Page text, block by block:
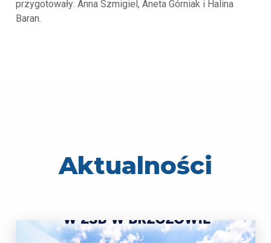
przygotowały: Anna Szmigiel, Aneta Górniak i Halina
Baran.
Aktualności